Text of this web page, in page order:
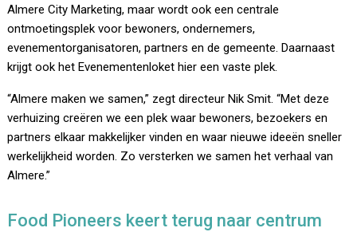
Almere City Marketing, maar wordt ook een centrale
ontmoetingsplek voor bewoners, ondernemers,
evenementorganisatoren, partners en de gemeente. Daarnaast
krijgt ook het Evenementenloket hier een vaste plek.
“Almere maken we samen,” zegt directeur Nik Smit. “Met deze
verhuizing creëren we een plek waar bewoners, bezoekers en
partners elkaar makkelijker vinden en waar nieuwe ideeën sneller
werkelijkheid worden. Zo versterken we samen het verhaal van
Almere.”
Food Pioneers keert terug naar centrum